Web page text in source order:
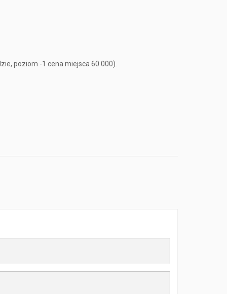
poziom -1 cena miejsca 60 000).